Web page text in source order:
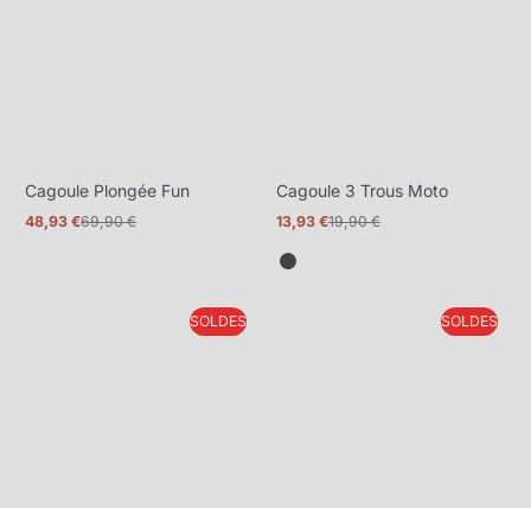
Cagoule Plongée Fun
Prix
48,93 €
Prix
69,90 €
Cagoule 3 Trous Moto
Prix
13,93 €
Prix
19,90 €
SOLDES SOLDES